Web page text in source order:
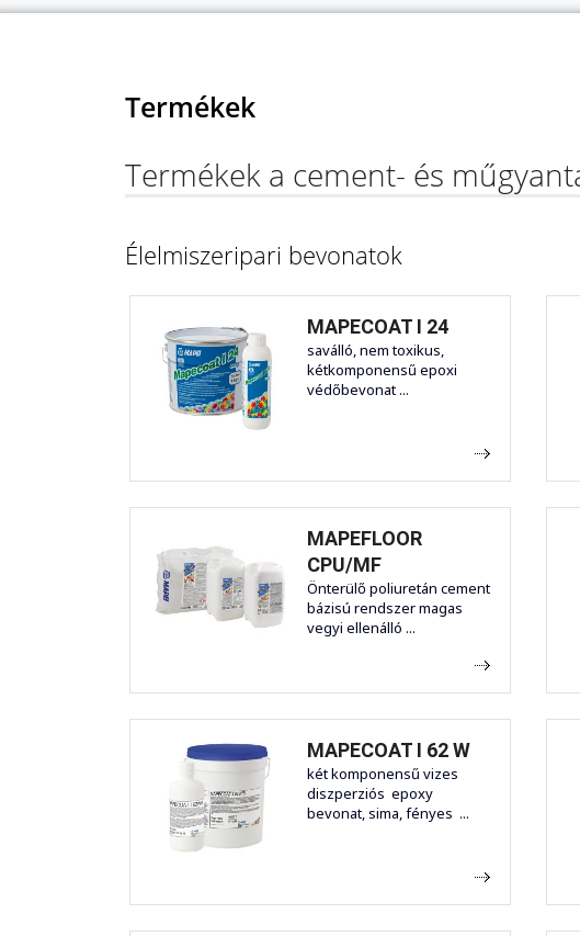
Termékek
Termékek a cement- és
Élelmiszeripari bevonatok
MAPECOAT I 24
saválló, nem toxikus,
kétkomponensű epoxi
védőbevonat ...
MAPEFLOOR
CPU/MF
Önterülő poliuretán cement
bázisú rendszer magas
vegyi ellenálló ...
MAPECOAT I 62 W
két komponensű vizes
diszperziós epoxy
bevonat, sima, fényes ...